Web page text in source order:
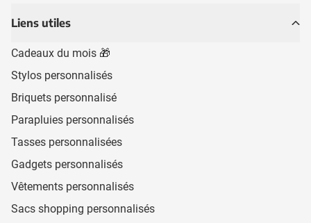
Liens utiles
Cadeaux du mois 🎁
Stylos personnalisés
Briquets personnalisé
Parapluies personnalisés
Tasses personnalisées
Gadgets personnalisés
Vêtements personnalisés
Sacs shopping personnalisés